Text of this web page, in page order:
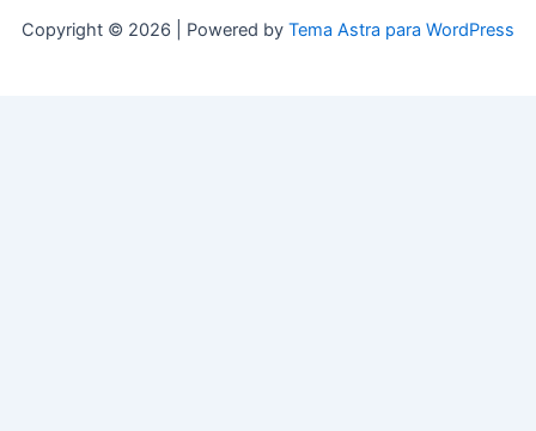
Copyright © 2026 | Powered by Tema Astra para WordPress